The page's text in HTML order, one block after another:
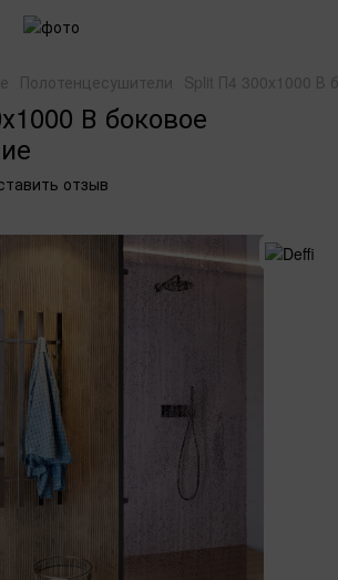
Полотенцесушители Split П4 300х1000 В
В боковое
отзыв